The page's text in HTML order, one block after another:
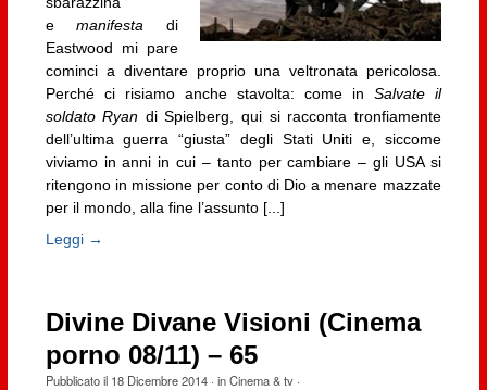
emanifesta di
Eastwood mi pare
cominci a diventare proprio una veltronata pericolosa.
Perché ci risiamo anche stavolta: come in Salvate il
soldato Ryan di Spielberg, qui si racconta tronfiamente
dell’ultima guerra “giusta” degli Stati Uniti e, siccome
viviamo in anni in cui – tanto per cambiare – gli USA si
ritengono in missione per conto di Dio a menare mazzate
per il mondo, alla fine l’assunto [...]
Leggi →
Divine Divane Visioni (Cinema
porno 08/11) – 65
Pubblicato il 18 Dicembre 2014· inCinema & tv·